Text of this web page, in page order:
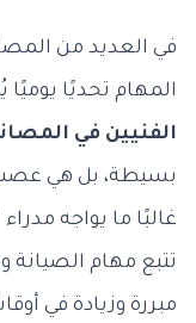
في العديد من
المهام تحديًا
الفنيين في
بسيطة، بل هي عصب
غالبًا ما يواجه
تتبع مهام الصيانة
مبررة وزيادة في